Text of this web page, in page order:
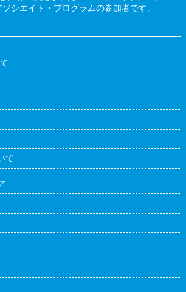
シエイト・プログラムの参加者です。
て